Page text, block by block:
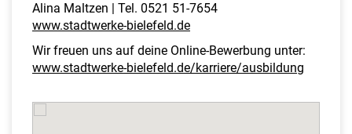
Alina Maltzen | Tel. 0521 51-7654
www.stadtwerke-bielefeld.de
Wir freuen uns auf deine Online-Bewerbung unter:
www.stadtwerke-bielefeld.de/karriere/ausbildung